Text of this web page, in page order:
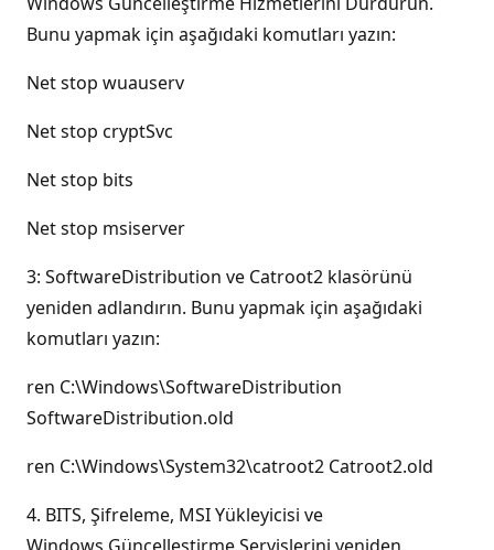
Bunu yapmak için aşağıdaki komutları yazın:
Net stop wuauserv
Net stop cryptSvc
Net stop bits
Net stop msiserver
3: SoftwareDistribution ve Catroot2 klasörünü
yeniden adlandırın. Bunu yapmak için aşağıdaki
komutları yazın:
ren C:\Windows\SoftwareDistribution
SoftwareDistribution.old
ren C:\Windows\System32\catroot2 Catroot2.old
4. BITS, Şifreleme, MSI Yükleyicisi ve